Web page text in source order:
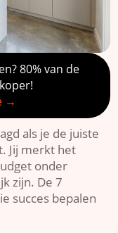
80% van de
→
als je de juiste
Jij merkt het
onder
zijn.​ De 7
succes bepalen